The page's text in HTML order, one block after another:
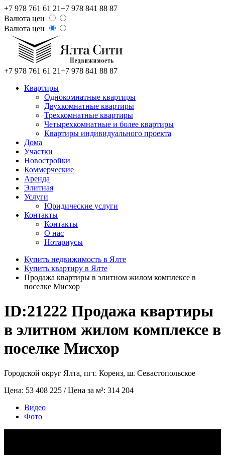
+7 978 761 61 21+7 978 841 88 87
Валюта цен
Валюта цен
+7 978 761 61 21+7 978 841 88 87
Квартиры
Однокомнатные квартиры
Двухкомнатные квартиры
Трехкомнатные квартиры
Четырехкомнатные и более квартиры
Квартиры индивидуального проекта
Дома
Участки
Новостройки
Коммерческие
Аренда
Элитная
Услуги
Юридические услуги
Контакты
Контакты
О нас
Нотариусы
Купить недвижимость в Ялте
Купить квартиру в Ялте
Продажа квартиры в элитном жилом комплексе в
поселке Мисхор
ID:21222 Продажа квартиры
в элитном жилом комплексе в
поселке Мисхор
Городской округ Ялта, пгт. Кореиз, ш. Севастопольское
Цена: 53 408 225 / Цена за м²: 314 204
Видео
Фото